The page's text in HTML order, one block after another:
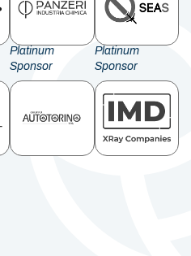
Platinum
Sponsor
Platinum
Sponsor